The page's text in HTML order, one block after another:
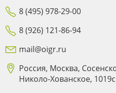
8 (495) 978-29-00
8 (926) 121-86-94
mail@oigr.ru
Россия, Москва,
Николо-Хованское,